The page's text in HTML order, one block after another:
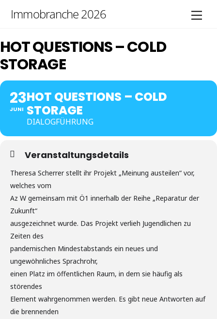
Immobranche 2026
HOT QUESTIONS – COLD
STORAGE
23
JUNI
HOT QUESTIONS – COLD
STORAGE
DIALOGFÜHRUNG
Veranstaltungsdetails
Theresa Scherrer stellt ihr Projekt „Meinung austeilen“ vor,
welches vom
Az W gemeinsam mit Ö1 innerhalb der Reihe „Reparatur der
Zukunft“
ausgezeichnet wurde. Das Projekt verlieh Jugendlichen zu
Zeiten des
pandemischen Mindestabstands ein neues und
ungewöhnliches Sprachrohr,
einen Platz im öffentlichen Raum, in dem sie häufig als
störendes
Element wahrgenommen werden. Es gibt neue Antworten auf
die brennenden